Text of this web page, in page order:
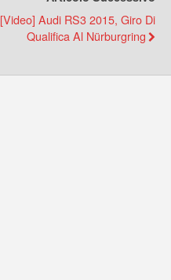
[Video] Audi RS3 2015, Giro Di
Qualifica Al Nürburgring